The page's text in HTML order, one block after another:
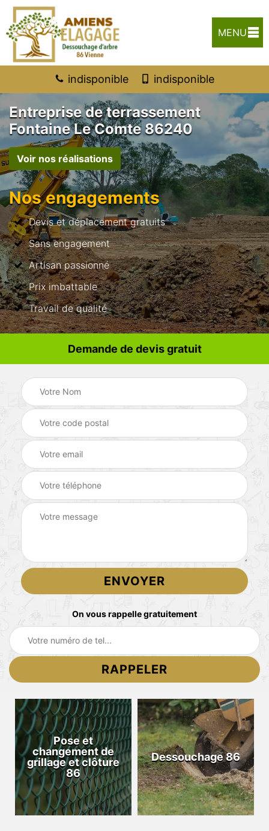
MENU
indisponible indisponible
Entreprise de terrassement
Fontaine Le Comte 86240
Voir nos réalisations
Nos engagements
Devis et déplacement gratuits
Sans engagement
Artisan passionné
Prix imbattable
Travail de qualité
Demande de devis gratuit
On vous rappelle gratuitement
Pose et
changement de
grillage et clôture
86
Dessouchage 86